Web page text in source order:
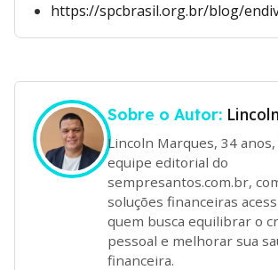
https://spcbrasil.org.br/blog/
Sobre o Autor:
Lincoln Marques, 34
equipe editorial do
sempresantos.com.br,
soluções financeiras
quem busca equilibrar o
pessoal e melhorar sua
financeira.